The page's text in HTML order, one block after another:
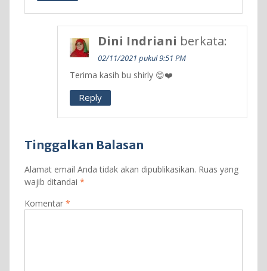
Dini Indriani berkata:
02/11/2021 pukul 9:51 PM
Terima kasih bu shirly 😊❤️
Reply
Tinggalkan Balasan
Alamat email Anda tidak akan dipublikasikan. Ruas yang
wajib ditandai *
Komentar *